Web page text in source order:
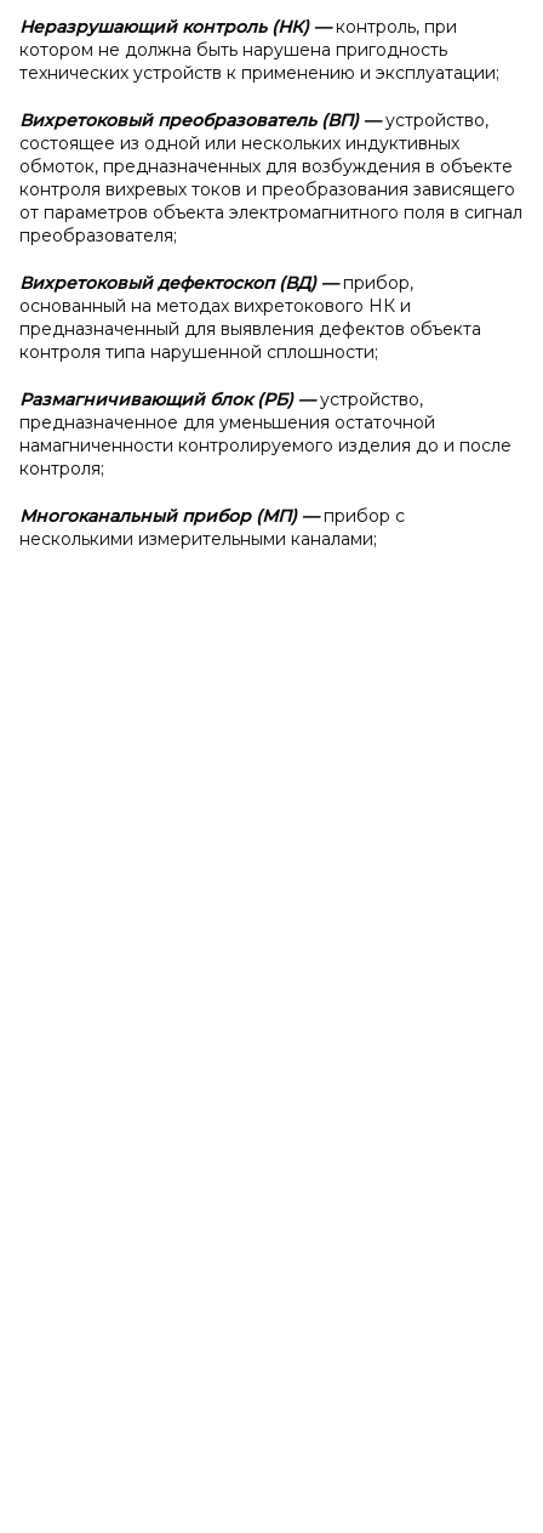
Неразрушающий контроль (НК) —контроль, при
котором не должна быть нарушена пригодность
технических устройств к применению и эксплуатации;
Вихретоковый преобразователь (ВП) —устройство,
состоящее из одной или нескольких индуктивных
обмоток, предназначенных для возбуждения в объекте
контроля вихревых токов и преобразования зависящего
от параметров объекта электромагнитного поля в сигнал
преобразователя;
Вихретоковый дефектоскоп (ВД) —прибор,
основанный на методах вихретокового НК и
предназначенный для выявления дефектов объекта
контроля типа нарушенной сплошности;
Размагничивающий блок (РБ) —устройство,
предназначенное для уменьшения остаточной
намагниченности контролируемого изделия до и после
контроля;
Многоканальный прибор (МП) —прибор с
несколькими измерительными каналами;